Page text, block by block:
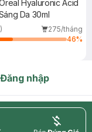
Hyaluronic Acid
Da 30ml
275/tháng
46%
Đăng nhập